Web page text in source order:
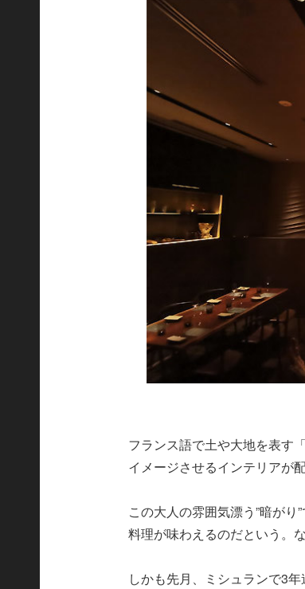
フランス語で土や大地を表す
イメージさせるインテリアが
この大人の雰囲気漂う”暗が
料理が味わえるのだという。
しかも先月、ミシュランで3